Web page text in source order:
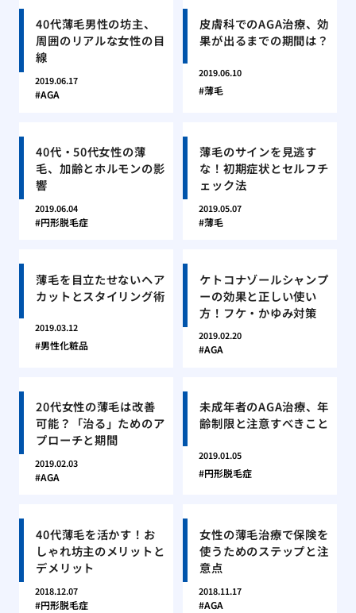
40代薄毛男性の坊主、
周囲のリアルな女性の目
線
2019.06.17
AGA
皮膚科でのAGA治療、効
果が出るまでの期間は？
2019.06.10
薄毛
40代・50代女性の薄
毛、加齢とホルモンの影
響
2019.06.04
円形脱毛症
薄毛のサインを見逃す
な！初期症状とセルフチ
ェック法
2019.05.07
薄毛
薄毛を目立たせないヘア
カットとスタイリング術
2019.03.12
男性化粧品
ケトコナゾールシャンプ
ーの効果と正しい使い
方！フケ・かゆみ対策
2019.02.20
AGA
20代女性の薄毛は改善
可能？「治る」ためのア
プローチと期間
2019.02.03
AGA
未成年者のAGA治療、年
齢制限と注意すべきこと
2019.01.05
円形脱毛症
40代薄毛を活かす！お
しゃれ坊主のメリットと
デメリット
2018.12.07
円形脱毛症
女性の薄毛治療で保険を
使うためのステップと注
意点
2018.11.17
AGA